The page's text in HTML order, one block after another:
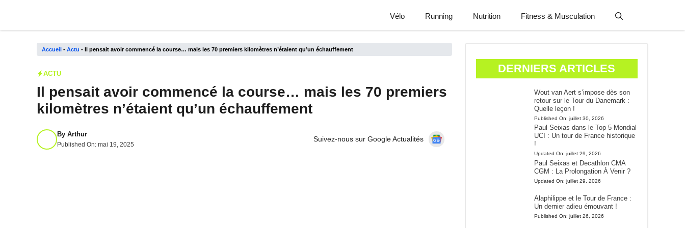
Vélo Running Nutrition Fitness & Musculation
Accueil - Actu - Il pensait avoir commencé la course… mais les 70 premiers kilomètres n’étaient qu’un échauffement
ACTU
Il pensait avoir commencé la course… mais les 70 premiers
kilomètres n’étaient qu’un échauffement
By Arthur
Published On: mai 19, 2025
Suivez-nous sur Google Actualités
DERNIERS ARTICLES
Wout van Aert s’impose dès son
retour sur le Tour du Danemark :
Quelle leçon !
Published On: juillet 30, 2026
Paul Seixas dans le Top 5 Mondial
UCI : Un tour de France historique
!
Updated On: juillet 29, 2026
Paul Seixas et Decathlon CMA
CGM : La Prolongation À Venir ?
Updated On: juillet 29, 2026
Alaphilippe et le Tour de France :
Un dernier adieu émouvant !
Published On: juillet 26, 2026